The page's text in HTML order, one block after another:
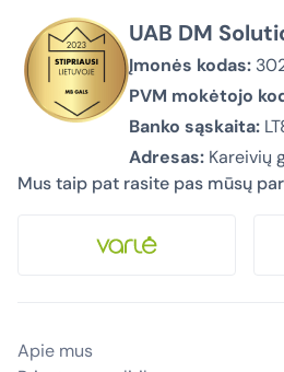
UAB DM
Įmonės kodas:
PVM mokėtojo
Banko sąskaita:
Adresas: Kareivių
Mus taip pat rasite pas mūsų
Apie mus